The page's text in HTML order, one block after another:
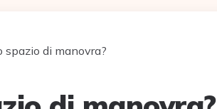
spazio di manovra?